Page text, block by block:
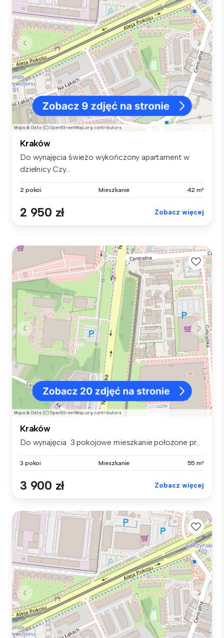
Kraków
Do wynajęcia świeżo wykończony apartament w
dzielnicy Czy...
2 pokoi Mieszkanie 42 m²
2 950 zł Zobacz więcej
Kraków
Do wynajęcia 3 pokojowe mieszkanie położone pr...
3 pokoi Mieszkanie 55 m²
3 900 zł Zobacz więcej